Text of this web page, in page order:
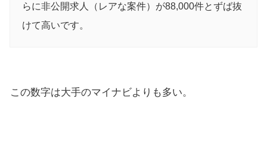
らに非公開求人（レアな案件）が88,000件とずば抜
けて高いです。
この数字は大手のマイナビよりも多い。